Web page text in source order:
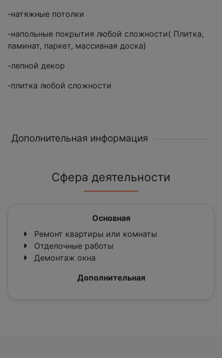
-натяжные потолки
-напольные покрытия любой сложности( Плитка,
ламинат, паркет, массивная доска)
-лепной декор
-плитка любой сложности
Дополнительная информация
Сфера деятельности
Основная
Ремонт квартиры или комнаты
Отделочные работы
Демонтаж окна
Дополнительная